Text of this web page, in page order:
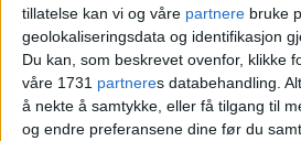
tillatelse kan vi og våre partnere bruke
geolokaliseringsdata og identifikasjon
Du kan, som beskrevet ovenfor, klikke
våre 1731 partneres databehandling.
å nekte å samtykke, eller få tilgang til
og endre preferansene dine før du
– Må snakke
barna